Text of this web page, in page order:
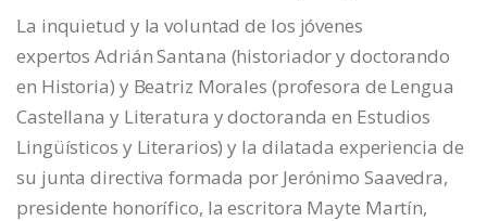
La inquietud y la voluntad de los jóvenes
expertos Adrián Santana (historiador y doctorando
en Historia) y Beatriz Morales (profesora de Lengua
Castellana y Literatura y doctoranda en Estudios
Lingüísticos y Literarios) y la dilatada experiencia de
su junta directiva formada por Jerónimo Saavedra,
presidente honorífico, la escritora Mayte Martín,